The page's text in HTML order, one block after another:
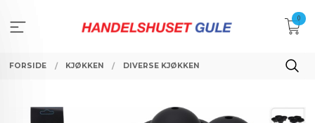
innholdet
0
FORSIDE KJØKKEN DIVERSE KJØKKEN